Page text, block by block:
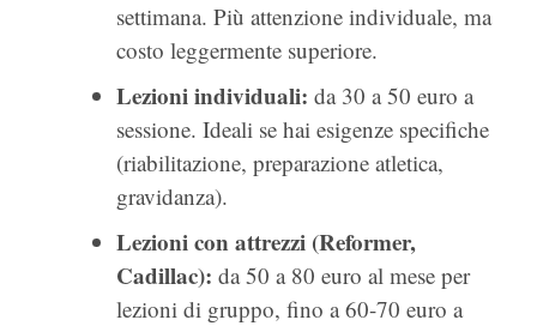
settimana. Più attenzione individuale, ma
costo leggermente superiore.
Lezioni individuali: da 30 a 50 euro a
sessione. Ideali se hai esigenze specifiche
(riabilitazione, preparazione atletica,
gravidanza).
Lezioni con attrezzi (Reformer,
Cadillac): da 50 a 80 euro al mese per
lezioni di gruppo, fino a 60-70 euro a